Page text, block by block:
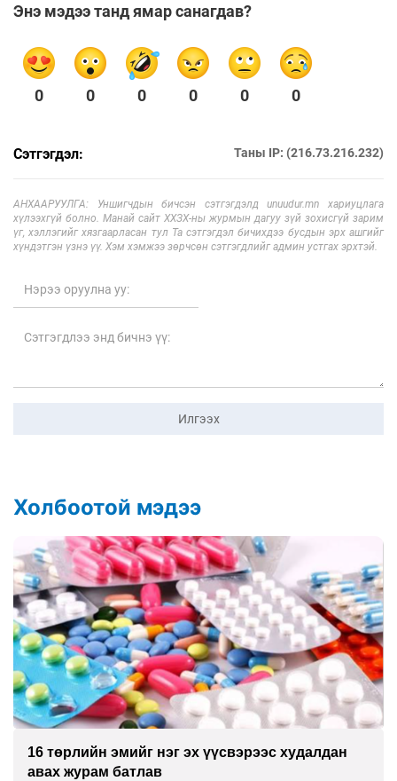
Энэ мэдээ танд ямар санагдав?
0 0 0 0 0 0
Сэтгэгдэл: Таны IP: (216.73.216.232)
АНХААРУУЛГА: Уншигчдын бичсэн сэтгэгдэлд unuudur.mn хариуцлага
хүлээхгүй болно. Манай сайт ХХЗХ-ны журмын дагуу зүй зохисгүй зарим
үг, хэллэгийг хязгаарласан тул Та сэтгэгдэл бичихдээ бусдын эрх ашгийг
хүндэтгэн үзнэ үү. Хэм хэмжээ зөрчсөн сэтгэгдлийг админ устгах эрхтэй.
Илгээх
Холбоотой мэдээ
16 төрлийн эмийг нэг эх үүсвэрээс худалдан
авах журам батлав